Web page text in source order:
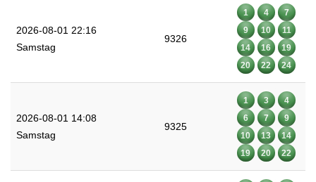
2026-08-01 22:16
Samstag
9326
1 4
7
9
10
11
14
16
19
20
22 24
2026-08-01 14:08
Samstag
9325
1 3
4
6
7
9
10
13
14
19
20 22